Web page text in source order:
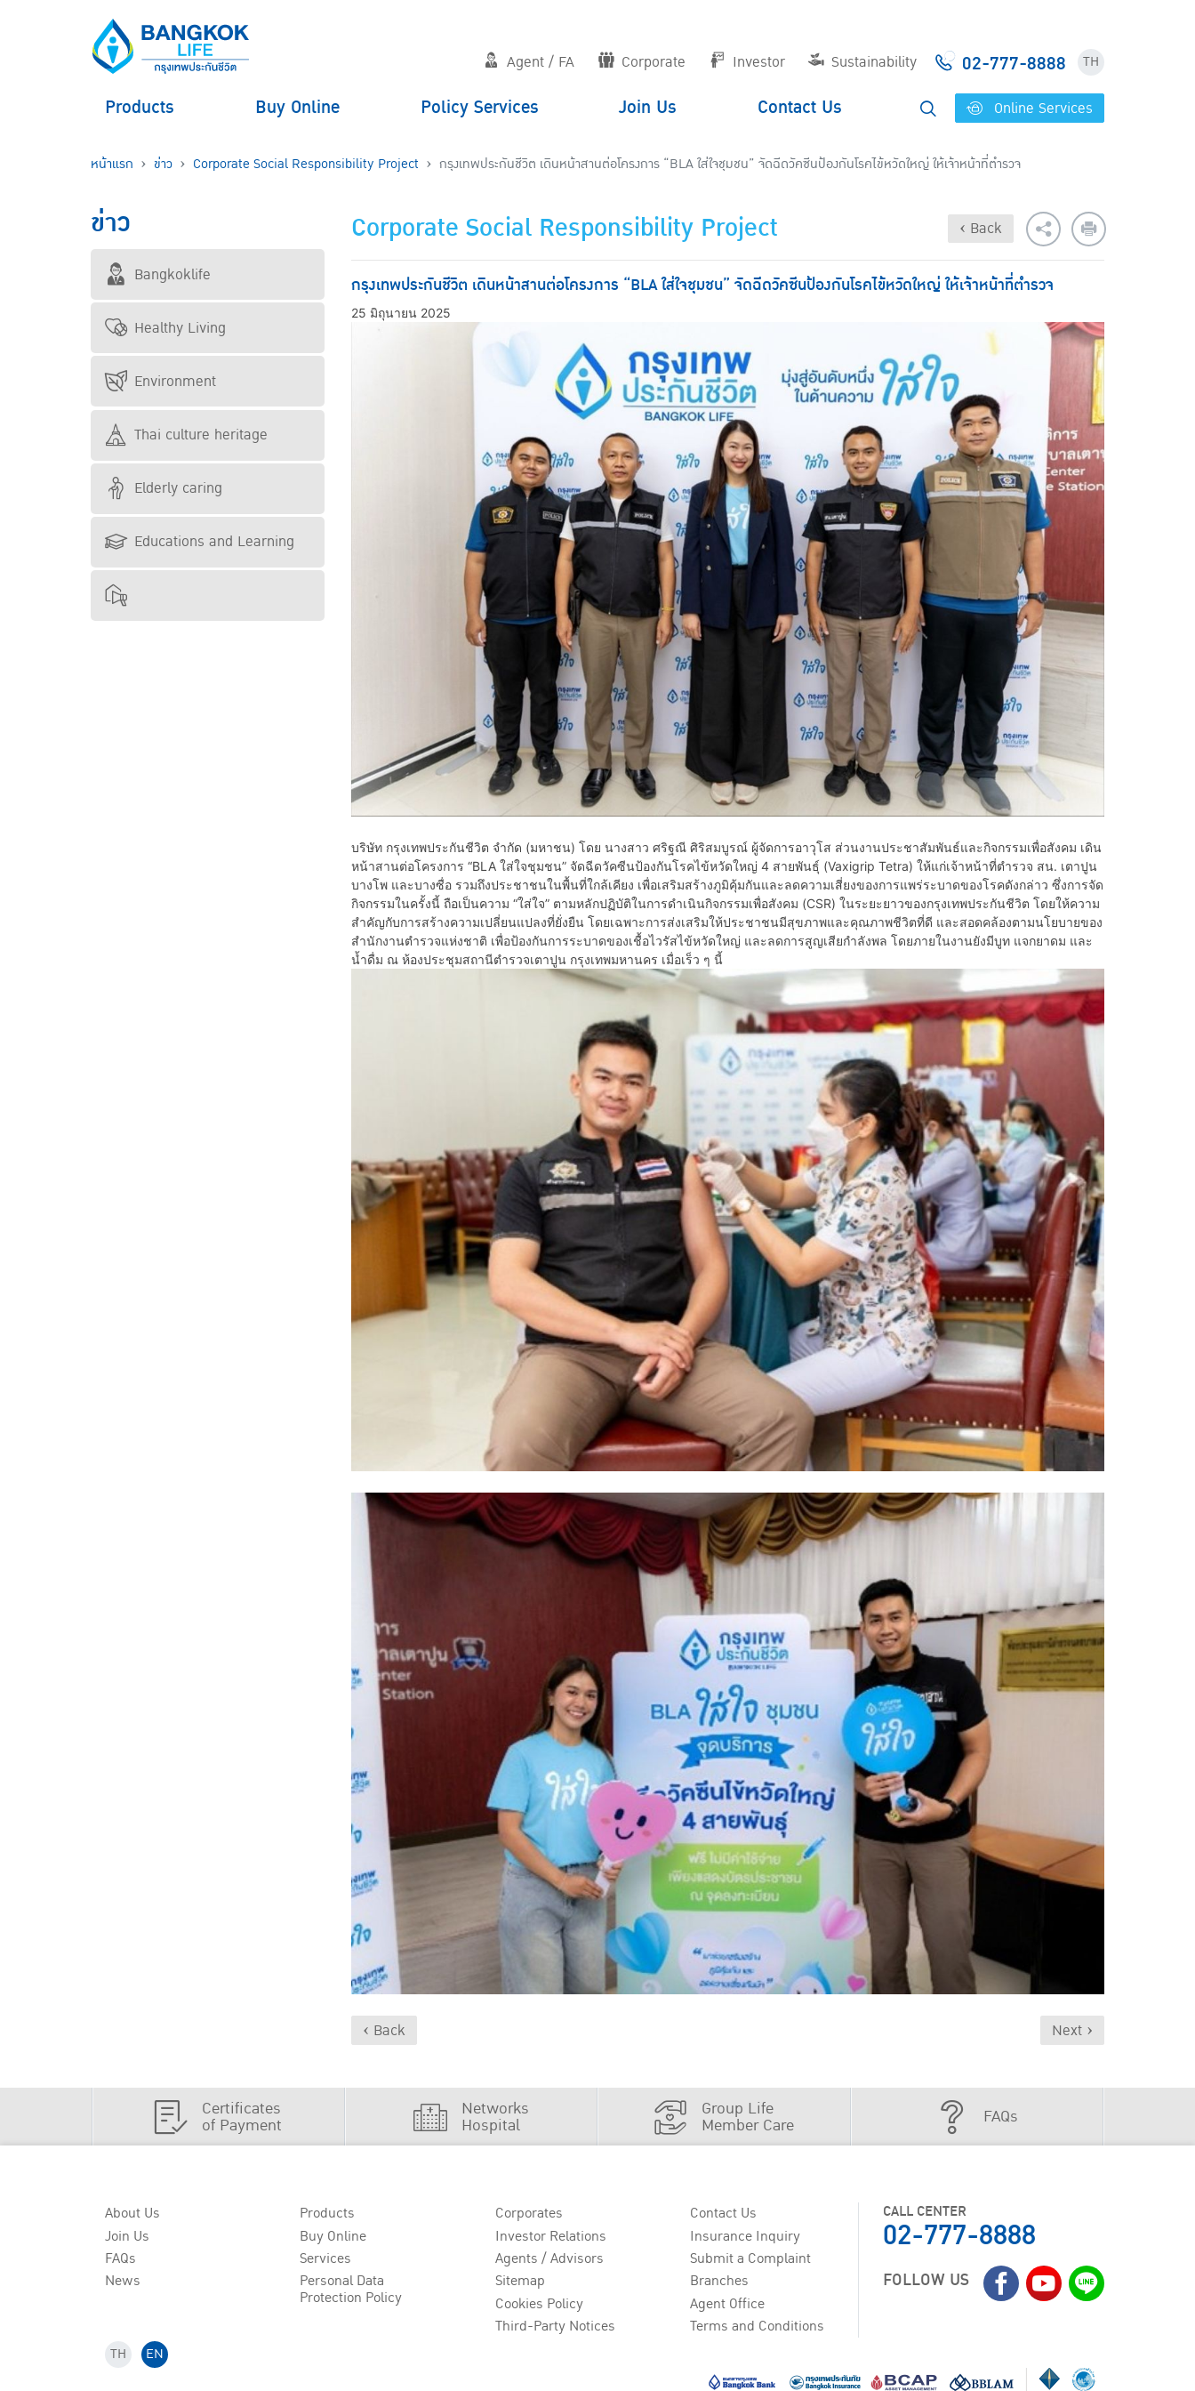
Agent / FA Corporate Investor Sustainability 02-777-8888 TH
Products Buy Online Policy Services Join Us Contact Us Online Services
หน้าแรก ข่าว Corporate Social Responsibility Project กรุงเทพประกันชีวิต เดินหน้าสานต่อโครงการ “BLA ใส่ใจชุมชน” จัดฉีดวัคซีนป้องกันโรคไข้หวัดใหญ่ ให้เจ้าหน้าที่ตำรวจ
ข่าว
Bangkoklife
Healthy Living
Environment
Thai culture heritage
Elderly caring
Educations and Learning
Corporate Social Responsibility Project ‹ Back
กรุงเทพประกันชีวิต เดินหน้าสานต่อโครงการ “BLA ใส่ใจชุมชน” จัดฉีดวัคซีนป้องกันโรคไข้หวัดใหญ่ ให้เจ้าหน้าที่ตำรวจ
25 มิถุนายน 2025
บริษัท กรุงเทพประกันชีวิต จำกัด (มหาชน) โดย นางสาว ศริฐณี ศิริสมบูรณ์ ผู้จัดการอาวุโส ส่วนงานประชาสัมพันธ์และกิจกรรมเพื่อสังคม เดิน
หน้าสานต่อโครงการ “BLA ใส่ใจชุมชน” จัดฉีดวัคซีนป้องกันโรคไข้หวัดใหญ่ 4 สายพันธุ์ (Vaxigrip Tetra) ให้แก่เจ้าหน้าที่ตำรวจ สน. เตาปูน
บางโพ และบางซื่อ รวมถึงประชาชนในพื้นที่ใกล้เคียง เพื่อเสริมสร้างภูมิคุ้มกันและลดความเสี่ยงของการแพร่ระบาดของโรคดังกล่าว ซึ่งการจัด
กิจกรรมในครั้งนี้ ถือเป็นความ “ใส่ใจ” ตามหลักปฏิบัติในการดำเนินกิจกรรมเพื่อสังคม (CSR) ในระยะยาวของกรุงเทพประกันชีวิต โดยให้ความ
สำคัญกับการสร้างความเปลี่ยนแปลงที่ยั่งยืน โดยเฉพาะการส่งเสริมให้ประชาชนมีสุขภาพและคุณภาพชีวิตที่ดี และสอดคล้องตามนโยบายของ
สำนักงานตำรวจแห่งชาติ เพื่อป้องกันการระบาดของเชื้อไวรัสไข้หวัดใหญ่ และลดการสูญเสียกำลังพล โดยภายในงานยังมีบูท แจกยาดม และ
น้ำดื่ม ณ ห้องประชุมสถานีตำรวจเตาปูน กรุงเทพมหานคร เมื่อเร็ว ๆ นี้
‹ Back Next ›
Certificates
of Payment
Networks
Hospital
Group Life
Member Care FAQs
About Us
Join Us
FAQs
News
Products
Buy Online
Services
Personal Data
Protection Policy
Corporates
Investor Relations
Agents / Advisors
Sitemap
Cookies Policy
Third-Party Notices
Contact Us
Insurance Inquiry
Submit a Complaint
Branches
Agent Office
Terms and Conditions
CALL CENTER
02-777-8888
FOLLOW US
TH EN